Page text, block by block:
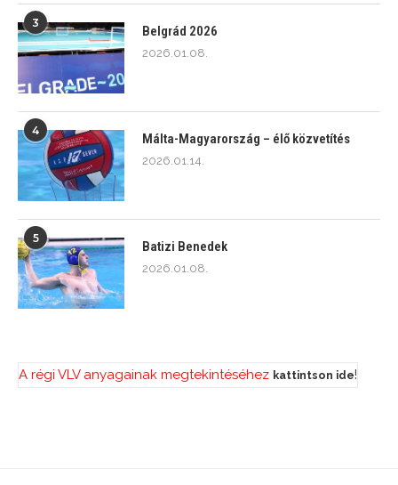
3
Belgrád 2026
2026.01.08.
4
Málta-Magyarország – élő közvetítés
2026.01.14.
5
Batizi Benedek
2026.01.08.
A régi VLV anyagainak megtekintéséhez kattintson ide!